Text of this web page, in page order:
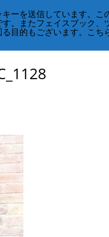
ジュール 奇跡のコース
ーを送信しています。
。またフェイスブック、
目的もございます。こち